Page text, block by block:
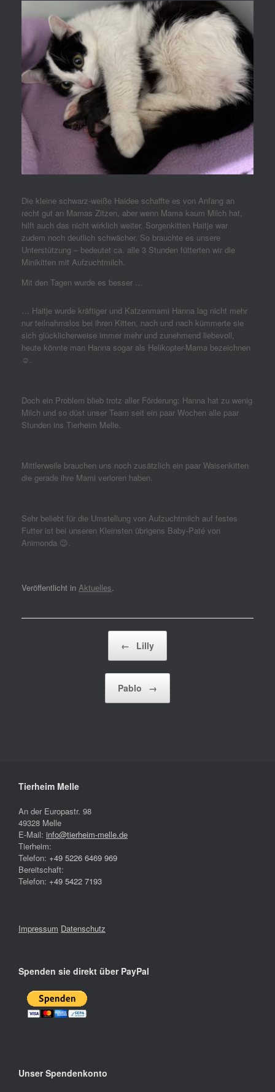
Die kleine schwarz-weiße Haidee schaffte es von Anfang an
recht gut an Mamas Zitzen, aber wenn Mama kaum Milch hat,
hilft auch das nicht wirklich weiter. Sorgenkitten Haitje war
zudem noch deutlich schwächer. So brauchte es unsere
Unterstützung – bedeutet ca. alle 3 Stunden fütterten wir die
Minikitten mit Aufzuchtmilch.
Mit den Tagen wurde es besser …
… Haitje wurde kräftiger und Katzenmami Hanna lag nicht mehr
nur teilnahmslos bei ihren Kitten, nach und nach kümmerte sie
sich glücklicherweise immer mehr und zunehmend liebevoll,
heute könnte man Hanna sogar als Helikopter-Mama bezeichnen
☺️.
Doch ein Problem blieb trotz aller Förderung: Hanna hat zu wenig
Milch und so düst unser Team seit ein paar Wochen alle paar
Stunden ins Tierheim Melle.
Mittlerweile brauchen uns noch zusätzlich ein paar Waisenkitten
die gerade ihre Mami verloren haben.
Sehr beliebt für die Umstellung von Aufzuchtmilch auf festes
Futter ist bei unseren Kleinsten übrigens Baby-Paté von
Animonda 😉.
Veröffentlicht in Aktuelles.
← Lilly
Pablo →
Tierheim Melle
An der Europastr. 98
49328 Melle
E-Mail: info@tierheim-melle.de
Tierheim:
Telefon: +49 5226 6469 969
Bereitschaft:
Telefon: +49 5422 7193
Impressum Datenschutz
Spenden sie direkt über PayPal
Unser Spendenkonto